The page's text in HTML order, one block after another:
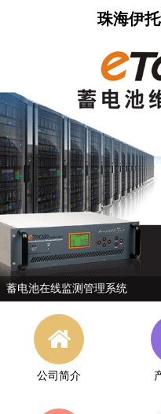
珠海伊
蓄电池在线监测管理系统
公司简介